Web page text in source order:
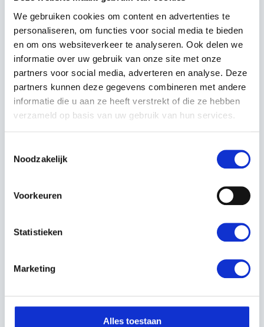
We gebruiken cookies om content en advertenties te
personaliseren, om functies voor social media te bieden
en om ons websiteverkeer te analyseren. Ook delen we
informatie over uw gebruik van onze site met onze
partners voor social media, adverteren en analyse. Deze
partners kunnen deze gegevens combineren met andere
informatie die u aan ze heeft verstrekt of die ze hebben
verzameld op basis van uw gebruik van hun services.
Noodzakelijk
Voorkeuren
Statistieken
Marketing
Alles toestaan
wordt de tractie op het gazon verbeterd. De KA0333 is
speciaal ontwikkeld voor compatibele Kress EyePilot
robotmaaiers en garandeert een perfecte pasvorm en
lange levensduur.
VOORDELEN VAN DE
KRESS KA0333
WIELBORSTELKIT
Inhoud:3 wielborstels (navulset)
Draagt bij aan optimale grip en rijprestaties
Perfecte pasvorm voor compatibele Kress EyePilot
WAAROM KIEZEN VOOR DE
ORIGINELE KRESS
WIELBORSTEL?